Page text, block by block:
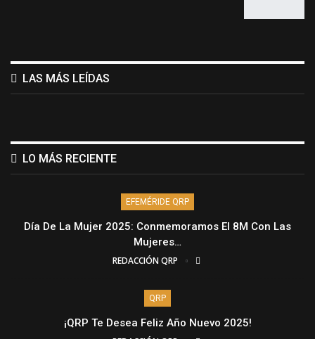
LAS MÁS LEÍDAS
LO MÁS RECIENTE
EFEMÉRIDE QRP
Día De La Mujer 2025: Conmemoramos El 8M Con Las
Mujeres…
REDACCIÓN QRP
QRP
¡QRP Te Desea Feliz Año Nuevo 2025!